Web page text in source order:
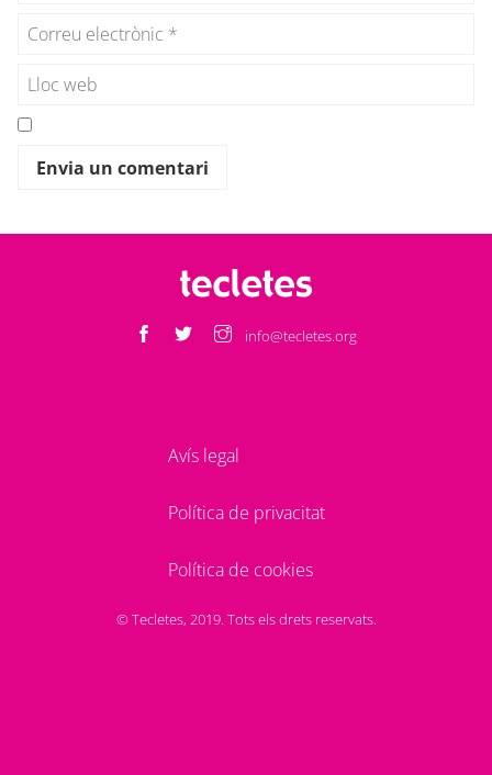
info@tecletes.org
Avís legal
Política de privacitat
Política de cookies
© Tecletes, 2019. Tots els drets reservats.